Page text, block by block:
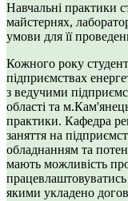
Навчальні практики
майстернях,
умови для її
Кожного року
підприємствах
з ведучими
області та
практики. Кафедра
заняття на
обладнанням та
мають можливість
якими укладено